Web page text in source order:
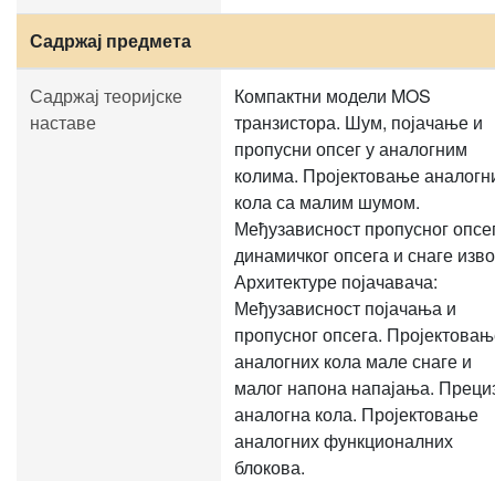
Садржај предмета
Садржај теоријске
наставе
Компактни модели MOS
транзистора. Шум, појачање и
пропусни опсег у аналогним
колима. Пројектовање
кола са малим шумом.
Међузависност пропусног
динамичког опсега и снаге
Архитектуре појачавача:
Међузависност појачања и
пропусног опсега.
аналогних кола мале снаге и
малог напона напајања.
аналогна кола. Пројектовање
аналогних функционалних
блокова.